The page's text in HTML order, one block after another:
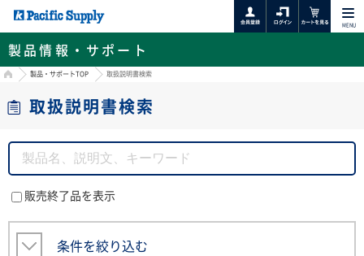
MENU
製品情報・サポート
HOME製品・サポートTOP 取扱説明書検索
取扱説明書検索
販売終了品を表示
条件を絞り込む